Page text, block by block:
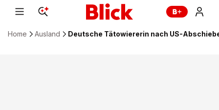
Home Ausland Deutsche Tätowiererin nach US-